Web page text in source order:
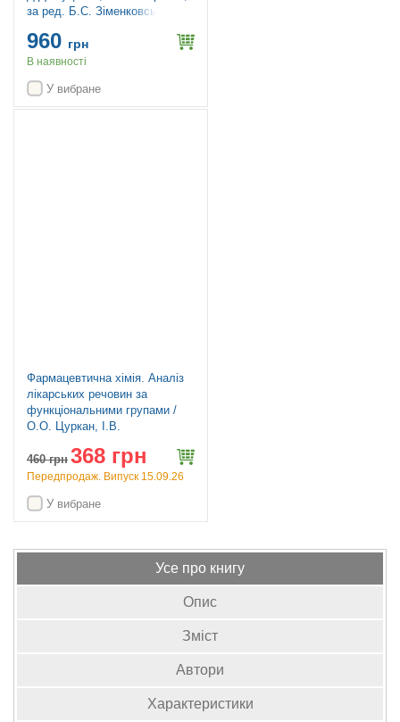
за ред. Б.С. Зіменковського.
960 грн
В наявності
У вибране
Фармацевтична хімія. Аналіз
лікарських речовин за
функціональними групами /
О.О. Цуркан, І.В.
Глушаченко. — 4-е видання
460грн 368 грн
Передпродаж. Випуск 15.09.26
У вибране
Усе про книгу
Опис
Зміст
Автори
Характеристики